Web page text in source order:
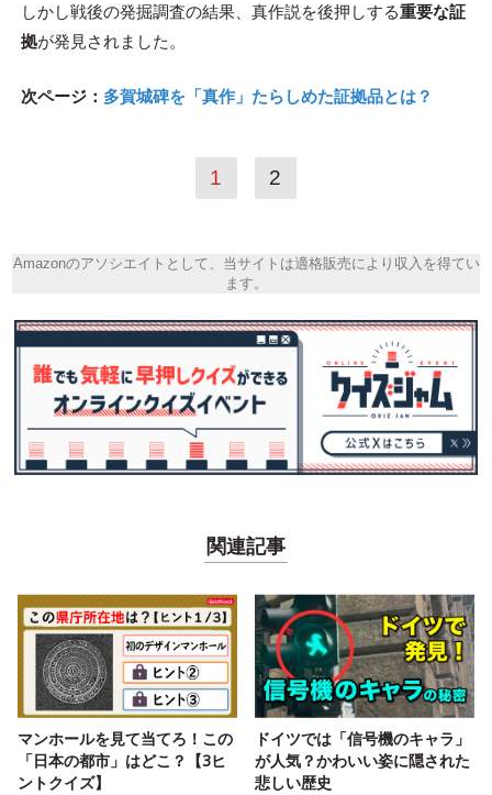
しかし戦後の発掘調査の結果、真作説を後押しする重要な証
拠が発見されました。
次ページ： 多賀城碑を「真作」たらしめた証拠品とは？
1 2
Amazonのアソシエイトとして、当サイトは適格販売により収入を得てい
ます。
関連記事
マンホールを見て当てろ！この
「日本の都市」はどこ？【3ヒ
ントクイズ】
ドイツでは「信号機のキャラ」
が人気？かわいい姿に隠された
悲しい歴史